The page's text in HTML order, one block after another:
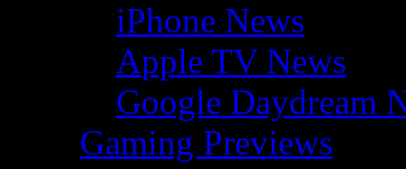
iPhone News
Apple TV News
Google Daydream
Gaming Previews